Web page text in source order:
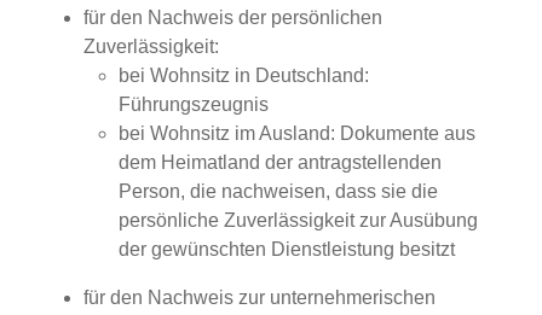
für den Nachweis der persönlichen
Zuverlässigkeit:
bei Wohnsitz in Deutschland:
Führungszeugnis
bei Wohnsitz im Ausland: Dokumente aus
dem Heimatland der antragstellenden
Person, die nachweisen, dass sie die
persönliche Zuverlässigkeit zur Ausübung
der gewünschten Dienstleistung besitzt
für den Nachweis zur unternehmerischen